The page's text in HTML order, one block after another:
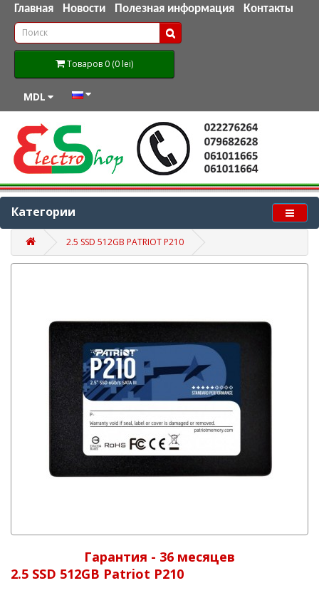
Главная Новости Полезная информация Контакты
Товаров 0 (0 lei)
MDL
Категории
2.5 SSD 512GB PATRIOT P210
Гарантия - 36 месяцев
2.5 SSD 512GB Patriot P210